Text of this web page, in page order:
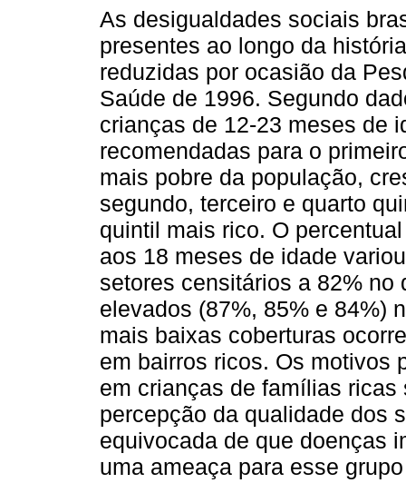
As desigualdades sociais
presentes ao longo da
reduzidas por ocasião da
Saúde de 1996. Segundo
crianças de 12-23 meses de
recomendadas para o
mais pobre da população,
segundo, terceiro e quarto
quintil mais rico. O
aos 18 meses de idade
setores censitários a 82%
elevados (87%, 85% e 84%)
mais baixas coberturas
em bairros ricos. Os motivos
em crianças de famílias
percepção da qualidade dos
equivocada de que doenças
uma ameaça para esse